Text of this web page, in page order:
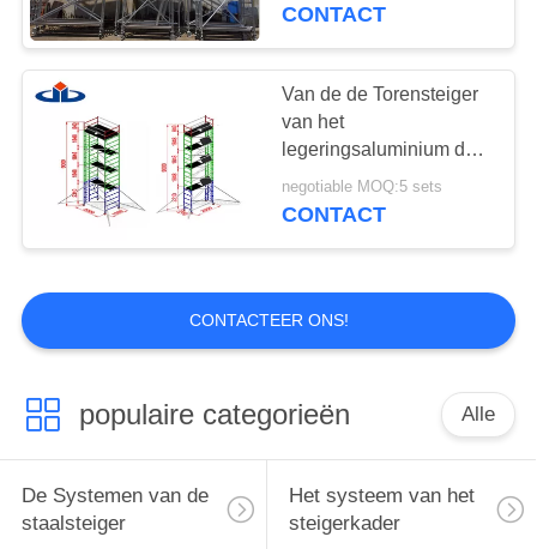
CONTACT
Van de de Torensteiger
van het
legeringsaluminium de
Mobiele van de de
Steigertoren
negotiable MOQ:5 sets
CONTACT
CONTACTEER ONS!
populaire categorieën Alle
De Systemen van de
staalsteiger
Het systeem van het
steigerkader